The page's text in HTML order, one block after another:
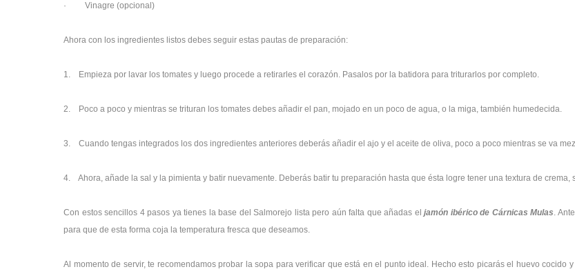
· Vinagre (opcional)
Ahora con los ingredientes listos debes seguir estas pautas de preparación:
1. Empieza por lavar los tomates y luego procede a retirarles el corazón. Pasalos por la batidora para triturarlos por completo.
2. Poco a poco y mientras se trituran los tomates debes añadir el pan, mojado en un poco de agua, o la miga, también humedecida.
3. Cuando tengas integrados los dos ingredientes anteriores deberás añadir el ajo y el aceite de oliva, poco a poco mientras se va
4. Ahora, añade la sal y la pimienta y batir nuevamente. Deberás batir tu preparación hasta que ésta logre tener una textura de crema,
Con estos sencillos 4 pasos ya tienes la base del Salmorejo lista pero aún falta que añadas eljamón ibérico de Cárnicas Mulas.
para que de esta forma coja la temperatura fresca que deseamos.
Al momento de servir, te recomendamos probar la sopa para verificar que está en el punto ideal. Hecho esto picarás el huevo